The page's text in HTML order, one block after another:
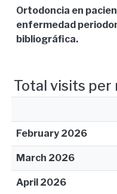
Ortodoncia en
enfermedad
bibliográfica.
Total visits per
February 2026
March 2026
April 2026